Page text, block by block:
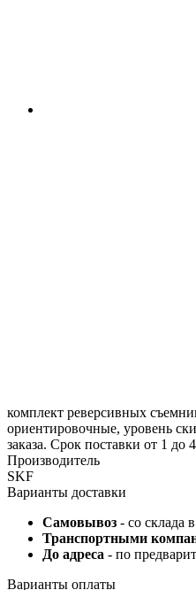
комплект реверсивных
ориентировочные, уровень
заказа. Срок поставки от 1 до
Производитель
SKF
Варианты доставки
Самовывоз - со склада
Транспортными
До адреса - по
Варианты оплаты